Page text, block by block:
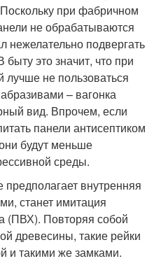
при фабричном
не обрабатываются
нежелательно подвергать
это значит, что при
не пользоваться
– вагонка
вид. Впрочем, если
панели антисептиком
будут меньше
среды.
внутренняя
станет имитация
(ПВХ). Повторяя собой
древесины, такие рейки
и такими же замками.